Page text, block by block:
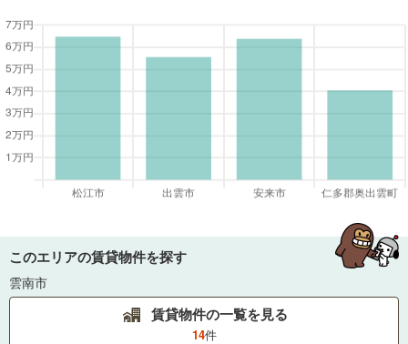
このエリアの賃貸物件を探す
雲南市
賃貸物件の一覧を見る
14件